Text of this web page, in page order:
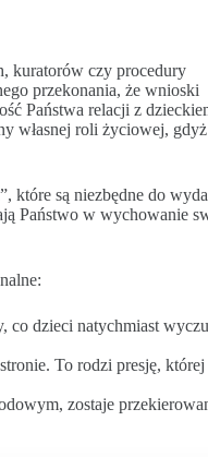
kuratorów czy procedury
przekonania, że wnioski
Państwa relacji z
własnej roli życiowej, gdyż
które są niezbędne do
Państwo w wychowanie
co dzieci natychmiast
To rodzi presję, której
zostaje